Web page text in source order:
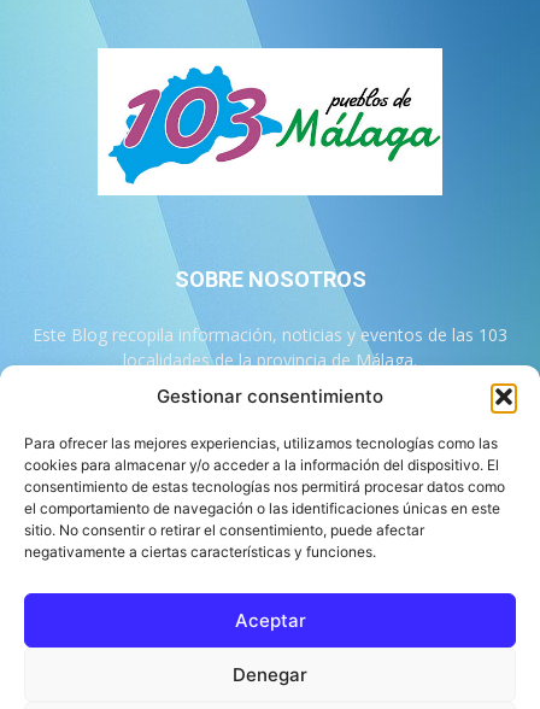
Gestionar consentimiento
Para ofrecer las mejores experiencias, utilizamos tecnologías como las
cookies para almacenar y/o acceder a la información del dispositivo. El
consentimiento de estas tecnologías nos permitirá procesar datos como
el comportamiento de navegación o las identificaciones únicas en este
sitio. No consentir o retirar el consentimiento, puede afectar
negativamente a ciertas características y funciones.
Aceptar
Denegar
SOBRE NOSOTROS
Este Blog recopila información, noticias y eventos de las 103
localidades de la provincia de Málaga.
Contáctanos: info@103malaga.com
SÍGUENOS
Equipo de 103 Málaga
Aviso Legal